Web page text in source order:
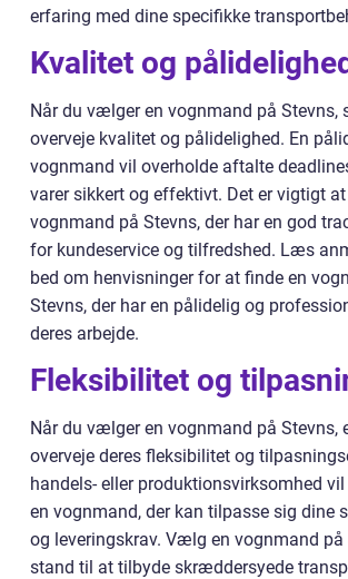
erfaring med dine specifikke
Kvalitet og
Når du vælger en vognmand på Stevns,
overveje kvalitet og pålidelighed. En
vognmand vil overholde aftalte
varer sikkert og effektivt. Det er vigtigt
vognmand på Stevns, der har en god
for kundeservice og tilfredshed. Læs
bed om henvisninger for at finde en
Stevns, der har en pålidelig og
deres arbejde.
Fleksibilitet og
Når du vælger en vognmand på Stevns,
overveje deres fleksibilitet og
handels- eller produktionsvirksomhed
en vognmand, der kan tilpasse sig dine
og leveringskrav. Vælg en vognmand på
stand til at tilbyde skræddersyede